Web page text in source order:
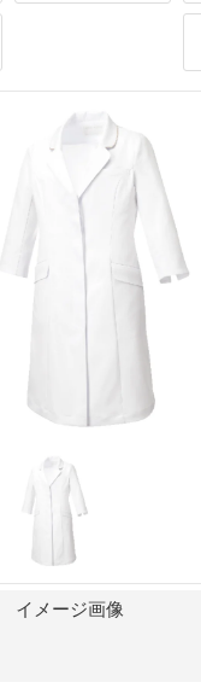
イメージ画像